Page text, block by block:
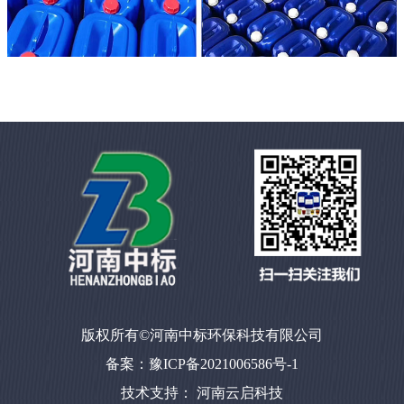
版权所有©河南中标环保科技有限公司
备案：豫ICP备2021006586号-1
技术支持： 河南云启科技